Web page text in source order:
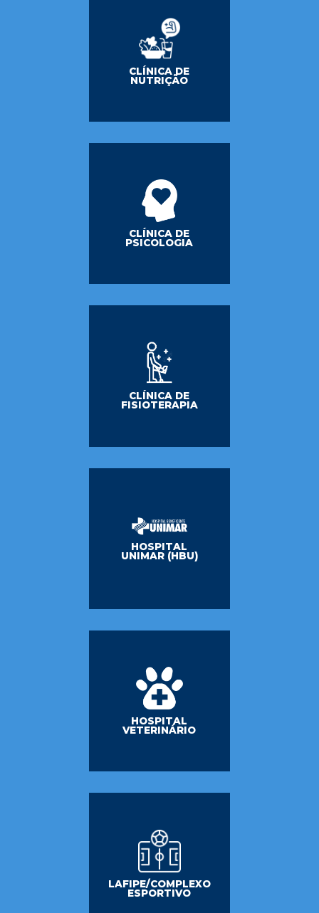
CLÍNICA DE
NUTRIÇÃO
CLÍNICA DE
PSICOLOGIA
CLÍNICA DE
FISIOTERAPIA
HOSPITAL
UNIMAR (HBU)
HOSPITAL
VETERINÁRIO
LAFIPE/COMPLEXO
ESPORTIVO